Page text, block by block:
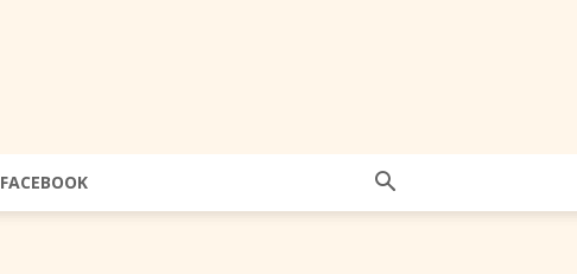
FACEBOOK